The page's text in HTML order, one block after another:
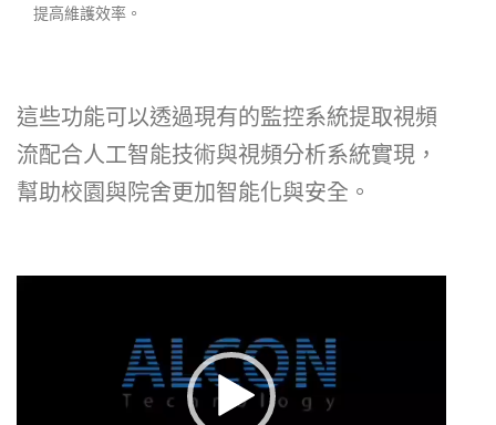
提高維護效率。
這些功能可以透過現有的監控系統提取視頻
流配合人工智能技術與視頻分析系統實現，
幫助校園與院舍更加智能化與安全。